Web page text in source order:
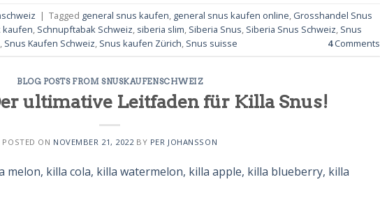
| Tagged general snus kaufen, general snus kaufen online, Grosshandel Snus
kaufen, Schnupftabak Schweiz, siberia slim, Siberia Snus, Siberia Snus Schweiz, Snus
, Snus Kaufen Schweiz, Snus kaufen Zürich, Snus suisse 4Comments
BLOG POSTS FROM SNUSKAUFENSCHWEIZ
ultimative Leitfaden für Killa Snus!
POSTED ON NOVEMBER 21, 2022 BY PER JOHANSSON